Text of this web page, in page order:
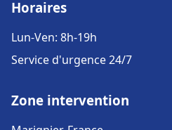
Horaires
Lun-Ven: 8h-19h
Service d'urgence 24/7
Zone intervention